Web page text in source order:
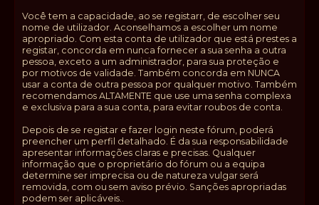
Você tem a capacidade, ao se registarr, de escolher seu
nome de utilizador. Aconselhamos a escolher um nome
apropriado. Com esta conta de utilizador que está prestes a
registar, concorda em nunca fornecer a sua senha a outra
pessoa, exceto a um administrador, para sua proteção e
por motivos de validade. Também concorda em NUNCA
usar a conta de outra pessoa por qualquer motivo. Também
recomendamos ALTAMENTE que use uma senha complexa
e exclusiva para a sua conta, para evitar roubos de conta.
Depois de se registar e fazer login neste fórum, poderá
preencher um perfil detalhado. É da sua responsabilidade
apresentar informações claras e precisas. Qualquer
informação que o proprietário do fórum ou a equipa
determine ser imprecisa ou de natureza vulgar será
removida, com ou sem aviso prévio. Sanções apropriadas
podem ser aplicáveis..